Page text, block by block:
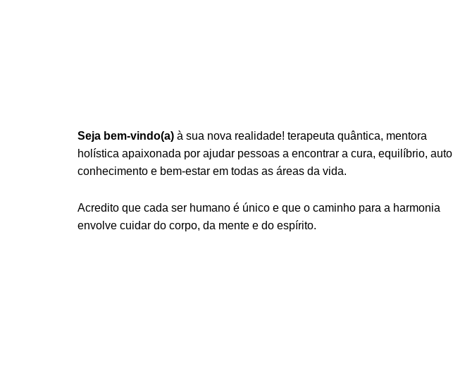
Seja bem-vindo(a) à sua nova realidade! terapeuta quântica, mentora
holística apaixonada por ajudar pessoas a encontrar a cura, equilíbrio, auto
conhecimento e bem-estar em todas as áreas da vida.
Acredito que cada ser humano é único e que o caminho para a harmonia
envolve cuidar do corpo, da mente e do espírito.